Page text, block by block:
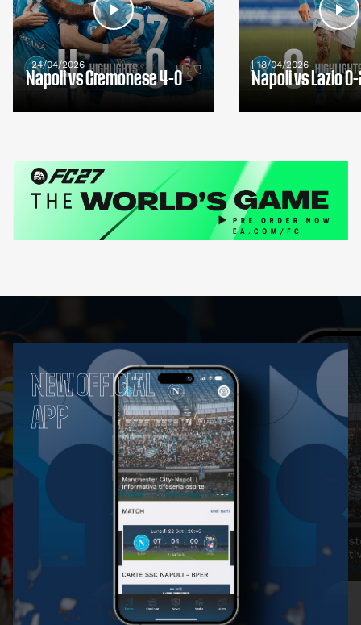
| 24/04/2026
Napoli vs Cremonese 4-0
| 18/04/2026
Napoli vs Lazio
NEW OFFICIAL
APP